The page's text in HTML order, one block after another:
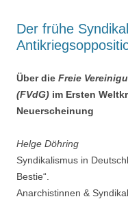
Der frühe
Über die Freie
(FVdG) im Ersten
Neuerscheinung
Helge Döhring
Syndikalismus in
Bestie“.
Anarchistinnen &